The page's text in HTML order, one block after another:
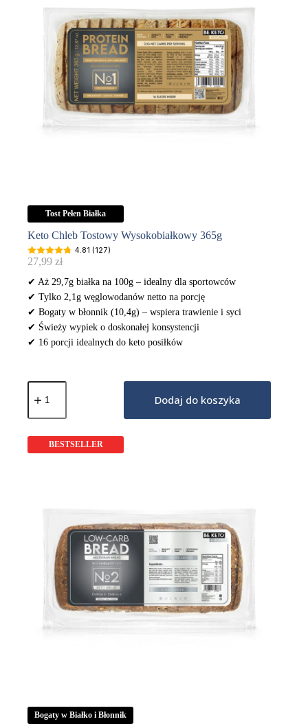
Tost Pełen Białka
Keto Chleb Tostowy Wysokobiałkowy 365g
4.81 (127)
27,99 zł
✔ Aż 29,7g białka na 100g – idealny dla sportowców
✔ Tylko 2,1g węglowodanów netto na porcję
✔ Bogaty w błonnik (10,4g) – wspiera trawienie i syci
✔ Świeży wypiek o doskonałej konsystencji
✔ 16 porcji idealnych do keto posiłków
ilość
Keto
Tostowy
Dodaj do koszyka
Bogaty w Białko i Błonnik
BESTSELLER